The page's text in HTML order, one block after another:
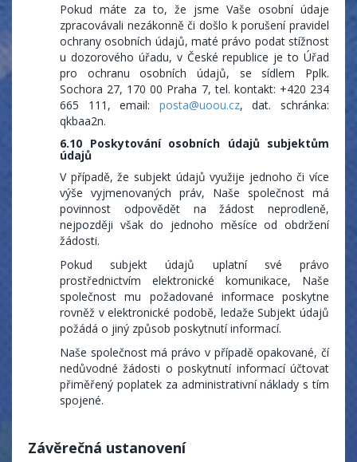
Pokud máte za to, že jsme Vaše osobní údaje
zpracovávali nezákonně či došlo k porušení pravidel
ochrany osobních údajů, maté právo podat stížnost
u dozorového úřadu, v České republice je to Úřad
pro ochranu osobních údajů, se sídlem Pplk.
Sochora 27, 170 00 Praha 7, tel. kontakt: +420 234
665 111, email: posta@uoou.cz, dat. schránka:
qkbaa2n.
6.10 Poskytování osobních údajů subjektům
údajů
V případě, že subjekt údajů využije jednoho či více
výše vyjmenovaných práv, Naše společnost má
povinnost odpovědět na žádost neprodleně,
nejpozději však do jednoho měsíce od obdržení
žádosti.
Pokud subjekt údajů uplatní své právo
prostřednictvím elektronické komunikace, Naše
společnost mu požadované informace poskytne
rovněž v elektronické podobě, ledaže Subjekt údajů
požádá o jiný způsob poskytnutí informací.
Naše společnost má právo v případě opakované, čí
nedůvodné žádosti o poskytnutí informací účtovat
přiměřený poplatek za administrativní náklady s tím
spojené.
Závěrečná ustanovení